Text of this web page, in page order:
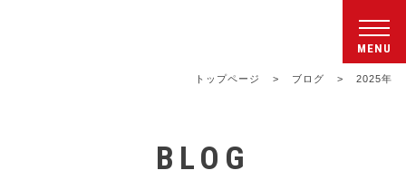
トップページ > ブログ > 2025年
BLOG